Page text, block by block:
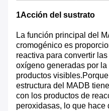
1Acción del sustrato
La función principal del
cromogénico es
reactiva para convertir
oxígeno generadas por
productos
estructura del MADB
con los productos de
peroxidasas, lo que hace